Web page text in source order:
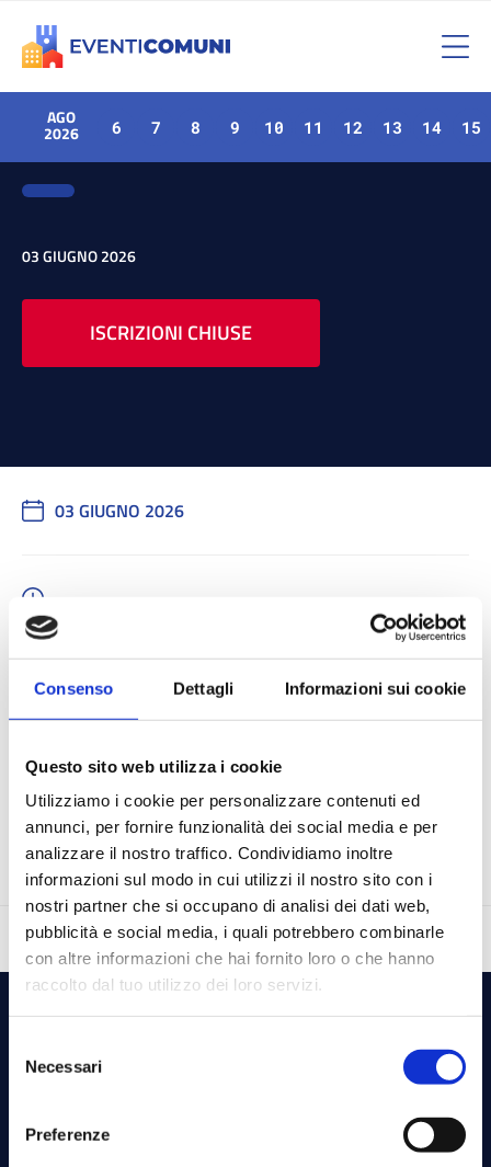
Consenso Dettagli Informazioni sui cookie
Questo sito web utilizza i cookie
Utilizziamo i cookie per personalizzare contenuti ed
annunci, per fornire funzionalità dei social media e per
analizzare il nostro traffico. Condividiamo inoltre
informazioni sul modo in cui utilizzi il nostro sito con i
nostri partner che si occupano di analisi dei dati web,
pubblicità e social media, i quali potrebbero combinarle
con altre informazioni che hai fornito loro o che hanno
raccolto dal tuo utilizzo dei loro servizi.
delNecessari
Preferenze
AGO
2026 6 7 8 9 10 11 12 13 14 15
03 GIUGNO 2026
ISCRIZIONI CHIUSE
03 GIUGNO 2026
ISCRIZIONI CHIUSE